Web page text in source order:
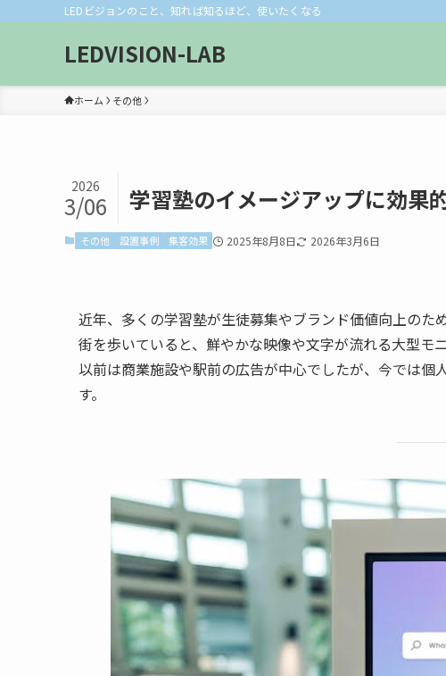
LEDビジョンのこと、知れば知るほど、使いたくなる
LEDVISION-LAB
ホーム その他
学習塾のイメージアップに効果
2026
3/06
その他 設置事例 集客効果 2025年8月8日 2026年3月6日
近年、多くの学習塾が生徒募集やブランド価値向上のた
街を歩いていると、鮮やかな映像や文字が流れる大型モ
以前は商業施設や駅前の広告が中心でしたが、今では
す。